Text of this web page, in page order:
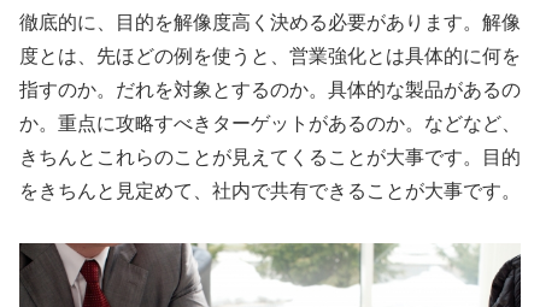
徹底的に、目的を解像度高く決める必要があります。解像
度とは、先ほどの例を使うと、営業強化とは具体的に何を
指すのか。だれを対象とするのか。具体的な製品があるの
か。重点に攻略すべきターゲットがあるのか。などなど、
きちんとこれらのことが見えてくることが大事です。目的
をきちんと見定めて、社内で共有できることが大事です。